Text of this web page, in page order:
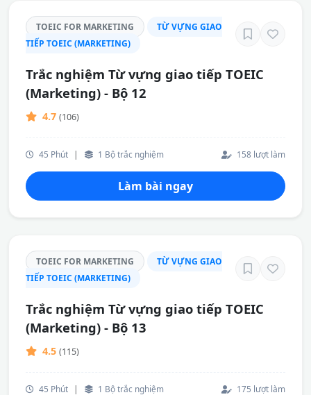
TOEIC FOR MARKETING
TỪ VỰNG GIAO
TIẾP TOEIC (MARKETING)
Trắc nghiệm Từ vựng giao tiếp TOEIC
(Marketing) - Bộ 12
4.7 (106)
45 Phút | 1 Bộ trắc nghiệm 158 lượt làm
Làm bài ngay
TOEIC FOR MARKETING
TỪ VỰNG GIAO
TIẾP TOEIC (MARKETING)
Trắc nghiệm Từ vựng giao tiếp TOEIC
(Marketing) - Bộ 13
4.5 (115)
45 Phút | 1 Bộ trắc nghiệm 175 lượt làm